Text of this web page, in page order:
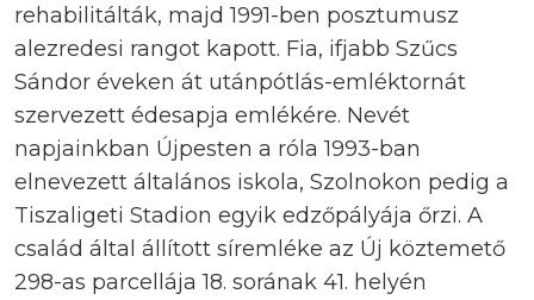
rehabilitálták, majd 1991-ben posztumusz
alezredesi rangot kapott. Fia, ifjabb Szűcs
Sándor éveken át utánpótlás-emléktornát
szervezett édesapja emlékére. Nevét
napjainkban Újpesten a róla 1993-ban
elnevezett általános iskola, Szolnokon pedig a
Tiszaligeti Stadion egyik edzőpályája őrzi. A
család által állított síremléke az Új köztemető
298-as parcellája 18. sorának 41. helyén